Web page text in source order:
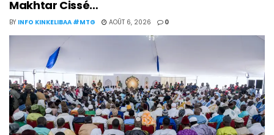
Makhtar Cissé…
BY INFO KINKELIBAA #MTG AOÛT 6, 2026 0